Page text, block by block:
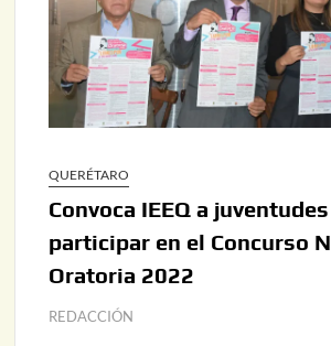
QUERÉTARO
Convoca IEEQ a
participar en el Concurso
Oratoria 2022
REDACCIÓN